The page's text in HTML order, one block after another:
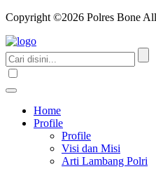
Copyright ©2026 Polres Bone
Home
Profile
Profile
Visi dan Misi
Arti Lambang Polri